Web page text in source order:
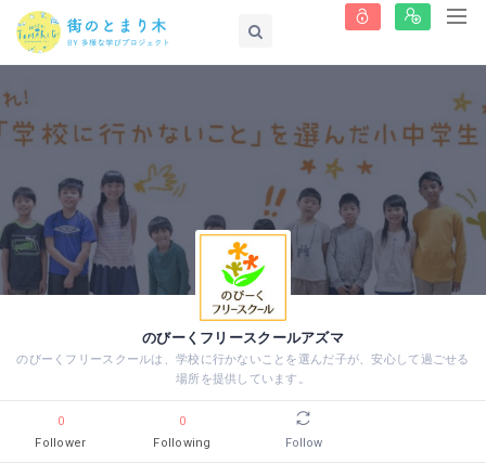
のびーくフリースクールアズマ
のびーくフリースクールは、学校に行かないことを選んだ子が、安心して過ごせる
場所を提供しています。
0
Follower
0
Following
Follow